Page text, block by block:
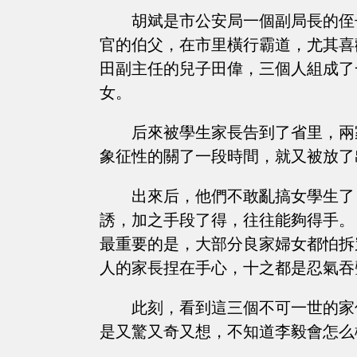
胡斌是市公安局一個副局長的
官的伯父，在市里橫行霸道，尤其
田副主任的兒子田偉，三個人組成
女。
后來被學生家長告到了省里，
象征性的關了一段時間，就又被放
出來后，他們不敢亂搞女學生
誘，加之手段了得，往往能夠得手
最重要的是，大部分良家婦女都怕
人的家長捏在手心，十之都是忍氣
此刻，看到這三個不可一世的
是又驚又奇又想，不知道李毅會怎